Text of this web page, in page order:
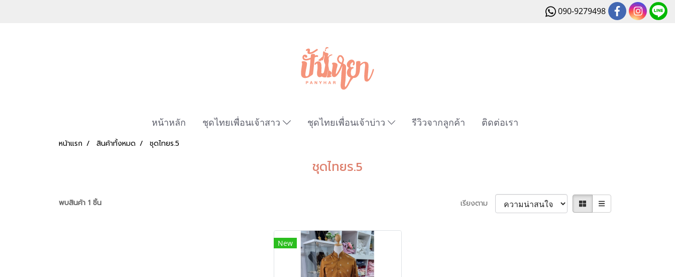
090-9279498
หน้าหลัก ชุดไทยเพื่อนเจ้าสาว ชุดไทยเพื่อนเจ้าบ่าว รีวิวจากลูกค้า ติดต่อเรา
หน้าแรก สินค้าทั้งหมด ชุดไทยร.5
ชุดไทยร.5
พบสินค้า 1 ชิ้น เรียงตาม
New